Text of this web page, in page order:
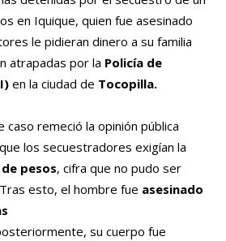
en Iquique, quien fue asesinado
le pidieran dinero a su familia
atrapadas por la Policía de
en la ciudad de Tocopilla.
remeció la opinión pública
los secuestradores exigían la
pesos, cifra que no pudo ser
esto, el hombre fue asesinado
su cuerpo fue